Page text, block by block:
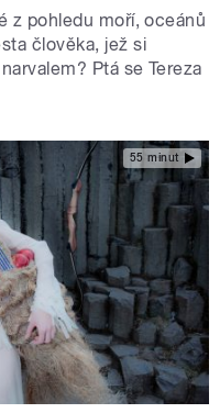
z pohledu moří, oceánů
člověka, jež si
Ptá se Tereza
55 minut